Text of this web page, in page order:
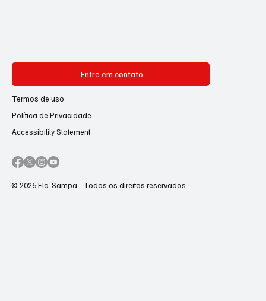
Entre em contato
Termos de uso
Política de Privacidade
Accessibility Statement
© 2025 Fla-Sampa - Todos os direitos reservados